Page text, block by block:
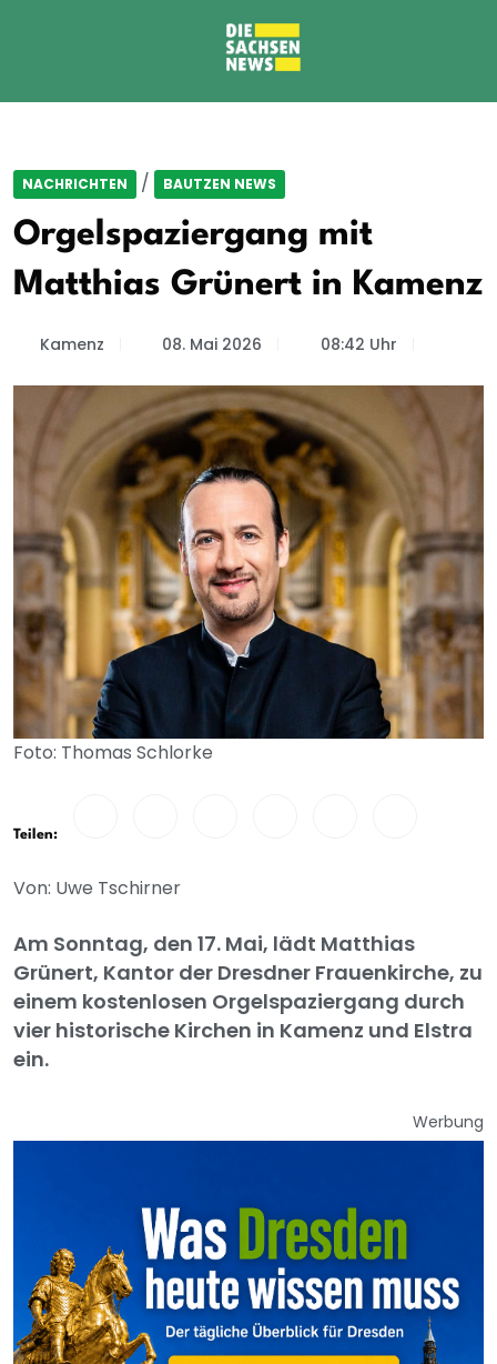
NACHRICHTEN / BAUTZEN NEWS
Orgelspaziergang mit
Matthias Grünert in Kamenz
Kamenz 08. Mai 2026 08:42 Uhr
Foto: Thomas Schlorke
Teilen:
Von: Uwe Tschirner
Am Sonntag, den 17. Mai, lädt Matthias
Grünert, Kantor der Dresdner Frauenkirche, zu
einem kostenlosen Orgelspaziergang durch
vier historische Kirchen in Kamenz und Elstra
ein.
Werbung